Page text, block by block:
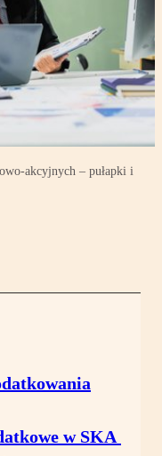
akcyjnych – pułapki i
w SKA